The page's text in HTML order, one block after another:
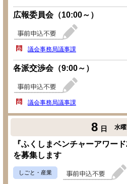
広報委員会（10:00～）
議会事務局議事課
各派交渉会（9:00～）
議会事務局議事課
8 日 水曜
『ふくしまベンチャーアワー
を募集します
しごと・産業